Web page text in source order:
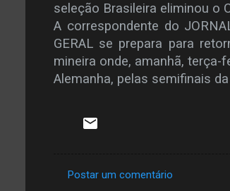
seleção Brasileira eliminou o
A correspondente do
GERAL se prepara para
mineira onde, amanhã,
Alemanha, pelas semifinais
Postar um comentário